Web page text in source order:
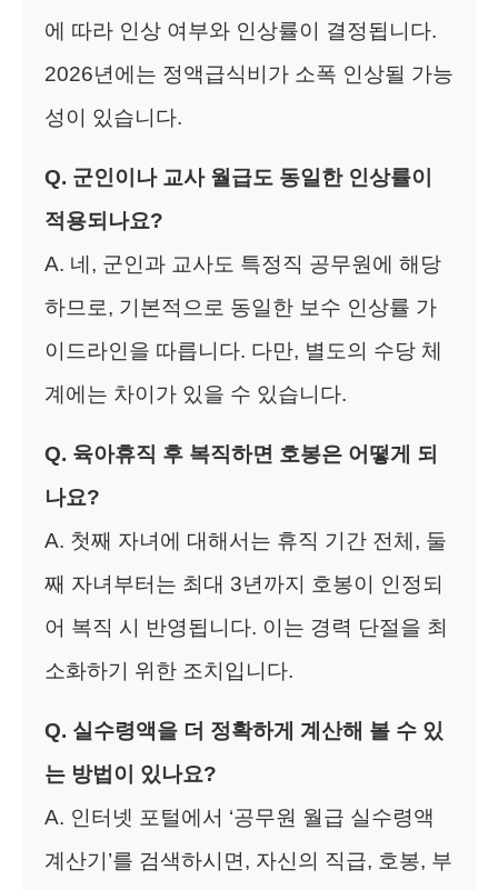
에 따라 인상 여부와 인상률이 결정됩니다.
2026년에는 정액급식비가 소폭 인상될 가능
성이 있습니다.
Q. 군인이나 교사 월급도 동일한 인상률이
적용되나요?
A. 네, 군인과 교사도 특정직 공무원에 해당
하므로, 기본적으로 동일한 보수 인상률 가
이드라인을 따릅니다. 다만, 별도의 수당 체
계에는 차이가 있을 수 있습니다.
Q. 육아휴직 후 복직하면 호봉은 어떻게 되
나요?
A. 첫째 자녀에 대해서는 휴직 기간 전체, 둘
째 자녀부터는 최대 3년까지 호봉이 인정되
어 복직 시 반영됩니다. 이는 경력 단절을 최
소화하기 위한 조치입니다.
Q. 실수령액을 더 정확하게 계산해 볼 수 있
는 방법이 있나요?
A. 인터넷 포털에서 ‘공무원 월급 실수령액
계산기’를 검색하시면, 자신의 직급, 호봉, 부